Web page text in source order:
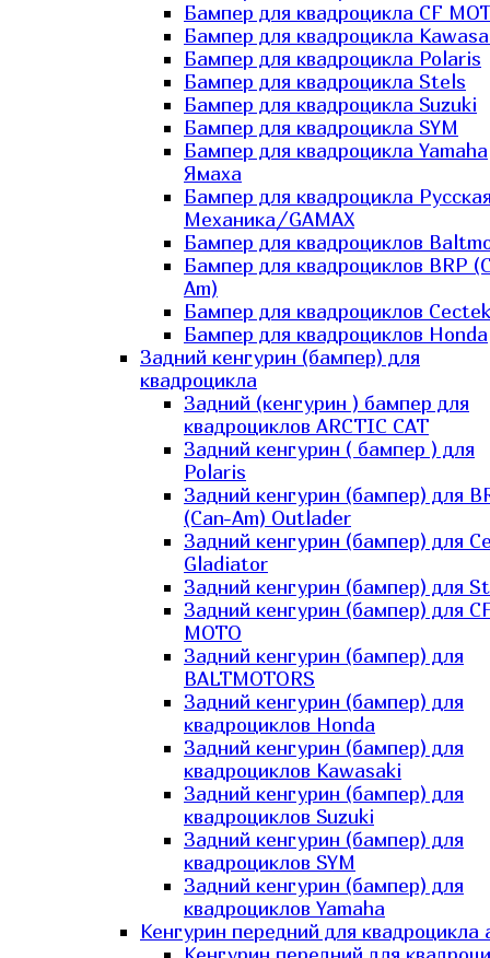
Бампер для квадроцикла CF
Бампер для квадроцикла
Бампер для квадроцикла Polaris
Бампер для квадроцикла Stels
Бампер для квадроцикла Suzuki
Бампер для квадроцикла SYM
Бампер для квадроцикла Yamaha
Ямаха
Бампер для квадроцикла
Механика/GAMAX
Бампер для квадроциклов
Бампер для квадроциклов BRP
Am)
Бампер для квадроциклов Cectek
Бампер для квадроциклов Honda
Задний кенгурин (бампер) для
квадроцикла
Задний (кенгурин ) бампер для
квадроциклов ARCTIC CAT
Задний кенгурин ( бампер ) для
Polaris
Задний кенгурин (бампер) для
(Can-Am) Outlader
Задний кенгурин (бампер) для
Gladiator
Задний кенгурин (бампер) для
Задний кенгурин (бампер) для
MOTO
Задний кенгурин (бампер) для
BALTMOTORS
Задний кенгурин (бампер) для
квадроциклов Honda
Задний кенгурин (бампер) для
квадроциклов Kawasaki
Задний кенгурин (бампер) для
квадроциклов Suzuki
Задний кенгурин (бампер) для
квадроциклов SYM
Задний кенгурин (бампер) для
квадроциклов Yamaha
Кенгурин передний для квадроцикла